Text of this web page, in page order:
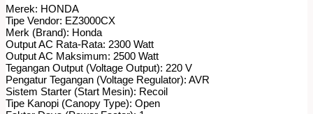
Merek: HONDA
Tipe Vendor: EZ3000CX
Merk (Brand): Honda
Output AC Rata-Rata: 2300 Watt
Output AC Maksimum: 2500 Watt
Tegangan Output (Voltage Output): 220 V
Pengatur Tegangan (Voltage Regulator): AVR
Sistem Starter (Start Mesin): Recoil
Tipe Kanopi (Canopy Type): Open